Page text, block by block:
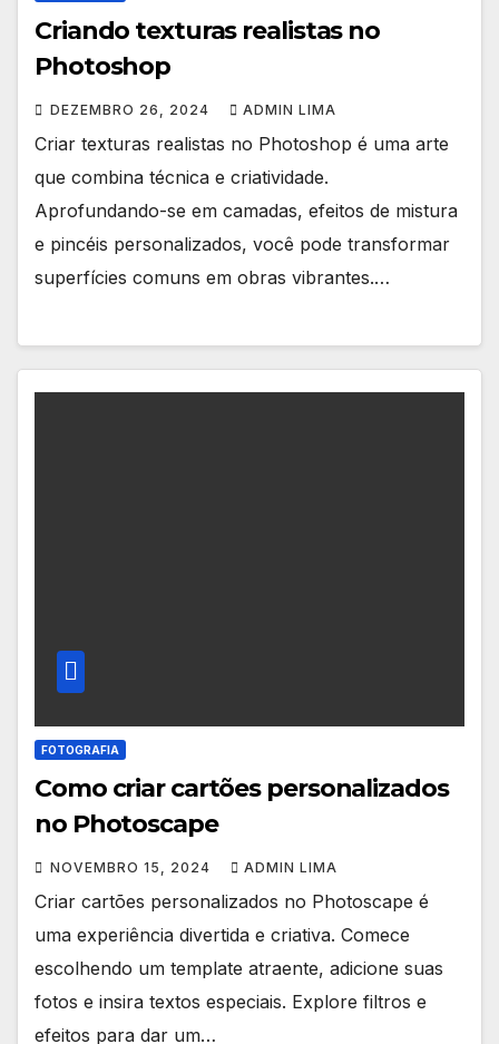
Criando texturas realistas no
Photoshop
DEZEMBRO 26, 2024 ADMIN LIMA
Criar texturas realistas no Photoshop é uma arte
que combina técnica e criatividade.
Aprofundando-se em camadas, efeitos de mistura
e pincéis personalizados, você pode transformar
superfícies comuns em obras vibrantes.…
FOTOGRAFIA
Como criar cartões personalizados
no Photoscape
NOVEMBRO 15, 2024 ADMIN LIMA
Criar cartões personalizados no Photoscape é
uma experiência divertida e criativa. Comece
escolhendo um template atraente, adicione suas
fotos e insira textos especiais. Explore filtros e
efeitos para dar um…